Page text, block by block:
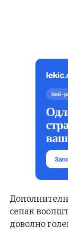
сепак
доволно